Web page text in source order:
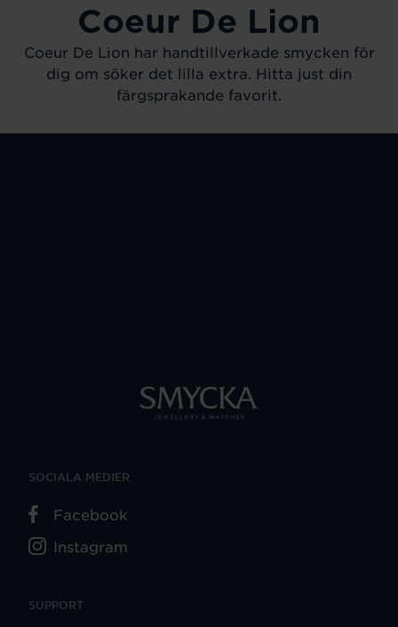
Coeur De Lion
Coeur De Lion har handtillverkade smycken för
dig om söker det lilla extra. Hitta just din
färgsprakande favorit.
SUPPORT
SOCIALA MEDIER
Facebook
Instagram